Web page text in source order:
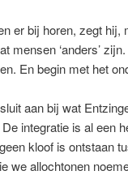
er bij horen, zegt hij,
mensen ‘anders’
En begin met het
aan bij wat
integratie is al een
kloof is ontstaan
we allochtonen